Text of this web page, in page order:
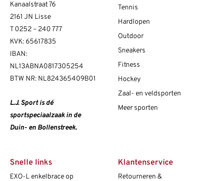
Kanaalstraat 76
2161 JN Lisse
T0252 – 240 777
KVK: 65617835
IBAN:
NL13ABNA0817305254
BTW NR: NL824365409B01
L.J. Sport is dé
sportspeciaalzaak in de
Duin- en Bollenstreek.
Tennis
Hardlopen
Outdoor
Sneakers
Fitness
Hockey
Zaal- en veldsporten
Meer sporten
Snelle links
EXO-L enkelbrace op
Klantenservice
Retourneren &